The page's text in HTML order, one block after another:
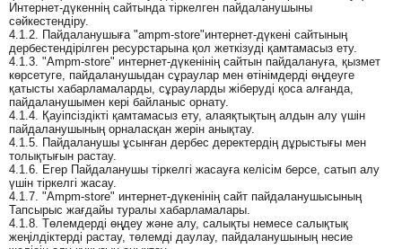
Интернет-дүкеннің сайтында тіркелген пайдаланушыны
сәйкестендіру.
4.1.2. Пайдаланушыға "ampm-store"интернет-дүкені сайтының
дербестендірілген ресурстарына қол жеткізуді қамтамасыз ету.
4.1.3. "Ampm-store" интернет-дүкенінің сайтын пайдалануға, қызмет
көрсетуге, пайдаланушыдан сұраулар мен өтінімдерді өңдеуге
қатысты хабарламаларды, сұрауларды жіберуді қоса алғанда,
пайдаланушымен кері байланыс орнату.
4.1.4. Қауіпсіздікті қамтамасыз ету, алаяқтықтың алдын алу үшін
пайдаланушының орналасқан жерін анықтау.
4.1.5. Пайдаланушы ұсынған дербес деректердің дұрыстығы мен
толықтығын растау.
4.1.6. Егер Пайдаланушы тіркелгі жасауға келісім берсе, сатып алу
үшін тіркелгі жасау.
4.1.7. "Ampm-store" интернет-дүкенінің сайт пайдаланушысының
Тапсырыс жағдайы туралы хабарламалары.
4.1.8. Төлемдерді өңдеу және алу, салықты немесе салықтық
жеңілдіктерді растау, төлемді даулау, пайдаланушының несие